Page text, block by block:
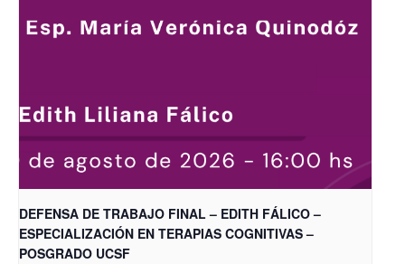
DEFENSA DE TRABAJO FINAL – EDITH FÁLICO –
ESPECIALIZACIÓN EN TERAPIAS COGNITIVAS –
POSGRADO UCSF